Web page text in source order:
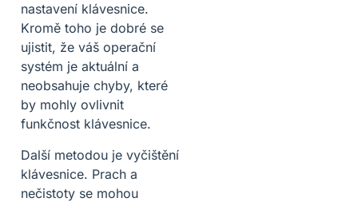
nastavení klávesnice.
Kromě toho je dobré se
ujistit, že váš operační
systém je aktuální a
neobsahuje chyby, které
by mohly ovlivnit
funkčnost klávesnice.
Další metodou je vyčištění
klávesnice. Prach a
nečistoty se mohou